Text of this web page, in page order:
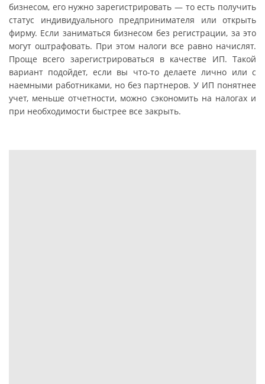
бизнесом, его нужно зарегистрировать — то есть получить
статус индивидуального предпринимателя или открыть
фирму. Если заниматься бизнесом без регистрации, за это
могут оштрафовать. При этом налоги все равно начислят.
Проще всего зарегистрироваться в качестве ИП. Такой
вариант подойдет, если вы что-то делаете лично или с
наемными работниками, но без партнеров. У ИП понятнее
учет, меньше отчетности, можно сэкономить на налогах и
при необходимости быстрее все закрыть.